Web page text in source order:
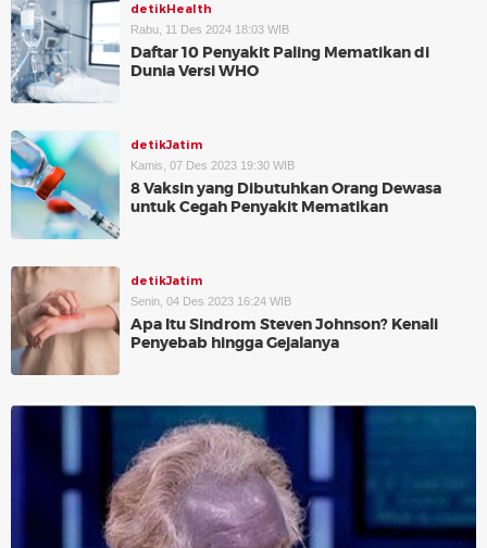
detikHealth
Rabu, 11 Des 2024 18:03 WIB
Daftar 10 Penyakit Paling Mematikan di
Dunia Versi WHO
detikJatim
Kamis, 07 Des 2023 19:30 WIB
8 Vaksin yang Dibutuhkan Orang Dewasa
untuk Cegah Penyakit Mematikan
detikJatim
Senin, 04 Des 2023 16:24 WIB
Apa Itu Sindrom Steven Johnson? Kenali
Penyebab hingga Gejalanya